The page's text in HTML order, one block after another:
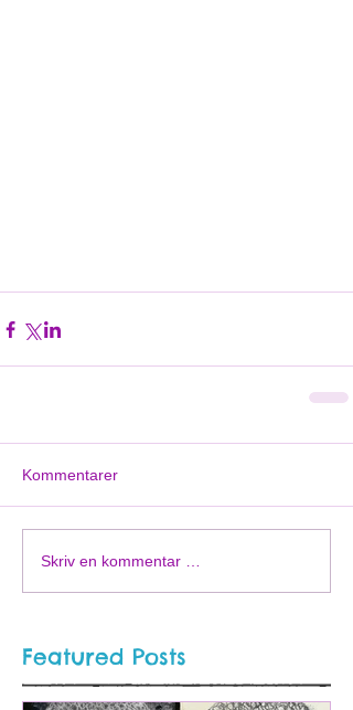
Kommentarer
Skriv en kommentar …
Featured Posts